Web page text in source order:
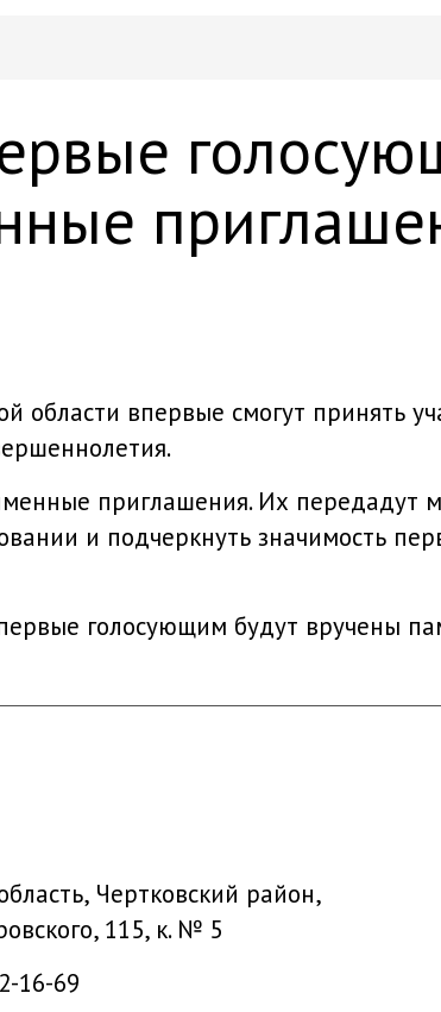
области впервые смогут принять
приглашения. Их передадут
и подчеркнуть значимость
голосующим будут вручены
Чертковский район,
115, к. № 5
16-69